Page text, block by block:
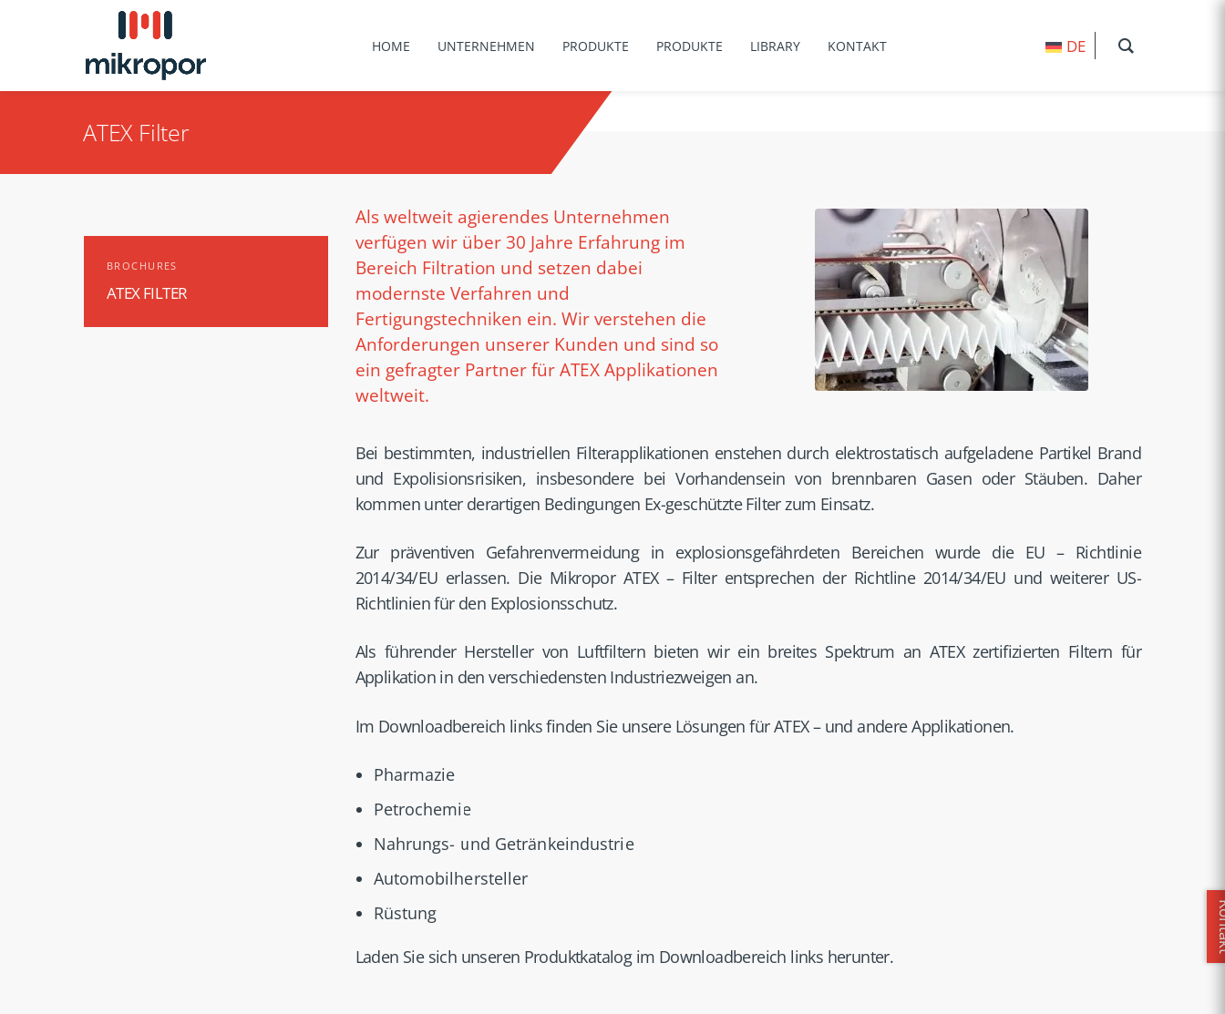
HOME UNTERNEHMEN PRODUKTE PRODUKTE LIBRARY KONTAKT DE
ATEX Filter
Als weltweit agierendes Unternehmen
verfügen wir über 30 Jahre Erfahrung im
Bereich Filtration und setzen dabei
modernste Verfahren und
Fertigungstechniken ein. Wir verstehen die
Anforderungen unserer Kunden und sind so
ein gefragter Partner für ATEX Applikationen
weltweit.
Bei bestimmten, industriellen Filterapplikationen enstehen durch elektrostatisch aufgeladene Partikel Brand
und Expolisionsrisiken, insbesondere bei Vorhandensein von brennbaren Gasen oder Stäuben. Daher
kommen unter derartigen Bedingungen Ex-geschützte Filter zum Einsatz.
Zur präventiven Gefahrenvermeidung in explosionsgefährdeten Bereichen wurde die EU – Richtlinie
2014/34/EU erlassen. Die Mikropor ATEX – Filter entsprechen der Richtline 2014/34/EU und weiterer US-
Richtlinien für den Explosionsschutz.
Als führender Hersteller von Luftfiltern bieten wir ein breites Spektrum an ATEX zertifizierten Filtern für
Applikation in den verschiedensten Industriezweigen an.
Im Downloadbereich links finden Sie unsere Lösungen für ATEX – und andere Applikationen.
Pharmazie
Petrochemie
Nahrungs- und Getränkeindustrie
Automobilhersteller
Rüstung
Laden Sie sich unseren Produktkatalog im Downloadbereich links herunter.
BROCHURES
ATEX FILTER